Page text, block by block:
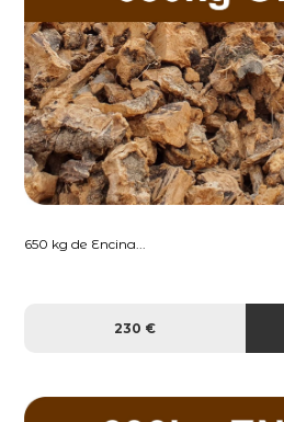
650 kg de Encina...
230 €